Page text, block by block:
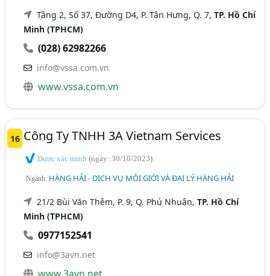
Tầng 2, Số 37, Đường D4, P. Tân Hưng, Q. 7,TP. Hồ Chí
Minh (TPHCM)
(028) 62982266
info@vssa.com.vn
www.vssa.com.vn
16 Công Ty TNHH 3A Vietnam Services
Được xác minh(ngày: 30/10/2023)
Ngành: HÀNG HẢI - DỊCH VỤ MÔI GIỚI VÀ ĐẠI LÝ HÀNG HẢI
21/2 Bùi Văn Thêm, P. 9, Q. Phú Nhuận,TP. Hồ Chí
Minh (TPHCM)
0977152541
info@3avn.net